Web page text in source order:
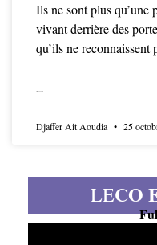
Ils ne sont plus qu’une
vivant derrière des
qu’ils ne
Djaffer Ait Aoudia 25
LECO